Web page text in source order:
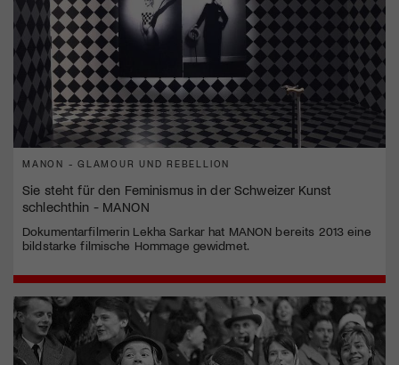
MANON - GLAMOUR UND REBELLION
Sie steht für den Feminismus in der Schweizer Kunst
schlechthin - MANON
Dokumentarfilmerin Lekha Sarkar hat MANON bereits 2013 eine
bildstarke filmische Hommage gewidmet.